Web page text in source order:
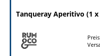
Tanqueray Aperitivo (1 x